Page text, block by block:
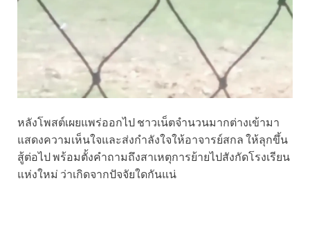
หลังโพสต์เผยแพร่ออกไป ชาวเน็ตจำนวนมากต่างเข้ามา
แสดงความเห็นใจและส่งกำลังใจให้อาจารย์สกล ให้ลุกขึ้น
สู้ต่อไป พร้อมตั้งคำถามถึงสาเหตุการย้ายไปสังกัดโรงเรียน
แห่งใหม่ ว่าเกิดจากปัจจัยใดกันแน่